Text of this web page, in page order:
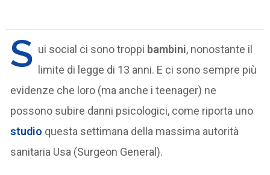
S ui social ci sono troppi bambini, nonostante il
limite di legge di 13 anni. E ci sono sempre più
evidenze che loro (ma anche i teenager) ne
possono subire danni psicologici, come riporta uno
studio questa settimana della massima autorità
sanitaria Usa (Surgeon General).